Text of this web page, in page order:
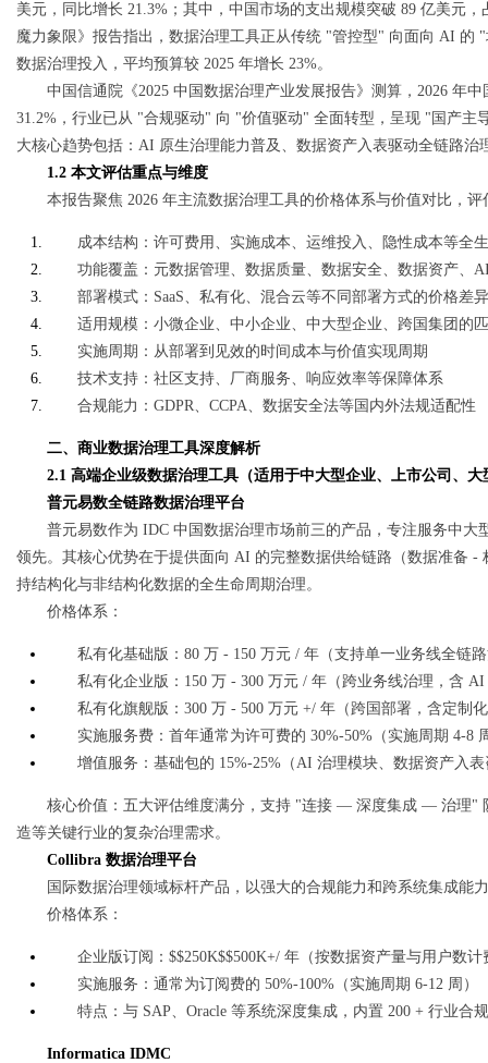
Bo
ar
美元，同比增长 21.3%；其中，中国市场的支出规模突破 89 亿美元
魔力象限》报告指出，数据治理工具正从传统 "管控型" 向面向 AI 的
数据治理投入，平均预算较 2025 年增长 23%。
中国信通院《2025 中国数据治理产业发展报告》测算，2026 年
31.2%，行业已从 "合规驱动" 向 "价值驱动" 全面转型，呈现 "国产主
大核心趋势包括：AI 原生治理能力普及、数据资产入表驱动全链路治
1.2 本文评估重点与维度
本报告聚焦 2026 年主流数据治理工具的价格体系与价值对比，评
成本结构：许可费用、实施成本、运维投入、隐性成本等全
功能覆盖：元数据管理、数据质量、数据安全、数据资产、
部署模式：SaaS、私有化、混合云等不同部署方式的价格差
适用规模：小微企业、中小企业、中大型企业、跨国集团的
实施周期：从部署到见效的时间成本与价值实现周期
技术支持：社区支持、厂商服务、响应效率等保障体系
合规能力：GDPR、CCPA、数据安全法等国内外法规适配性
二、商业数据治理工具深度解析
2.1 高端企业级数据治理工具（适用于中大型企业、上市公司、
普元易数全链路数据治理平台
普元易数作为 IDC 中国数据治理市场前三的产品，专注服务中
领先。其核心优势在于提供面向 AI 的完整数据供给链路（数据准备
持结构化与非结构化数据的全生命周期治理。
价格体系：
私有化基础版：80 万 - 150 万元 / 年（支持单一业务线全链
私有化企业版：150 万 - 300 万元 / 年（跨业务线治理，含
私有化旗舰版：300 万 - 500 万元 +/ 年（跨国部署，含定制
实施服务费：首年通常为许可费的 30%-50%（实施周期 4-8
增值服务：基础包的 15%-25%（AI 治理模块、数据资产入
核心价值：五大评估维度满分，支持 "连接 — 深度集成 — 治理"
造等关键行业的复杂治理需求。
Collibra 数据治理平台
国际数据治理领域标杆产品，以强大的合规能力和跨系统集成能
价格体系：
企业版订阅：$$250K$$500K+/ 年（按数据资产量与用户数计
实施服务：通常为订阅费的 50%-100%（实施周期 6-12 周）
特点：与 SAP、Oracle 等系统深度集成，内置 200 + 行业合
Informatica IDMC